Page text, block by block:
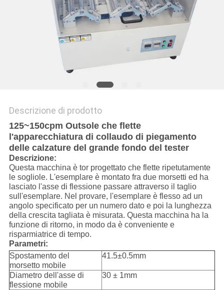
Descrizione di prodotto
125~150cpm Outsole che flette
l'apparecchiatura di collaudo di piegamento
delle calzature del grande fondo del tester
Descrizione:
Questa macchina è tor progettato che flette ripetutamente
le sogliole. L'esemplare è montato fra due morsetti ed ha
lasciato l'asse di flessione passare attraverso il taglio
sull'esemplare. Nel provare, l'esemplare è flesso ad un
angolo specificato per un numero dato e poi la lunghezza
della crescita tagliata è misurata. Questa macchina ha la
funzione di ritorno, in modo da è conveniente e
risparmiatrice di tempo.
Parametri:
Spostamento del
morsetto mobile
41.5±0.5mm
Diametro dell'asse di
flessione mobile
30 ± 1mm